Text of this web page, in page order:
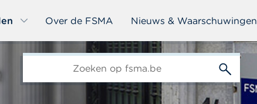
Over de FSMA Nieuws & Waarschuwingen